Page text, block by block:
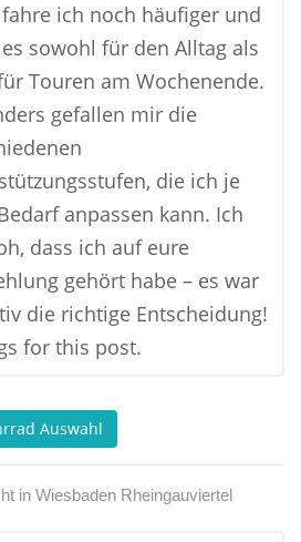
ich noch häufiger und
sowohl für den Alltag als
Touren am Wochenende.
gefallen mir die
die ich je
anpassen kann. Ich
dass ich auf eure
gehört habe – es war
die richtige Entscheidung!
for this post.
Auswahl
in Wiesbaden Rheingauviertel